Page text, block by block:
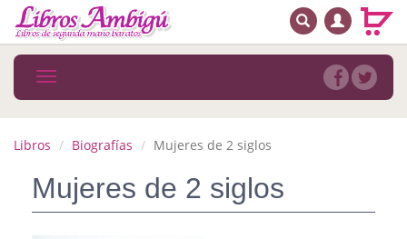
MENÚ PRINCIPAL
Novedades
MATERIAS
BUSCAR
Toggle
navigation
Libros Biografías Mujeres de 2 siglos
Mujeres de 2 siglos